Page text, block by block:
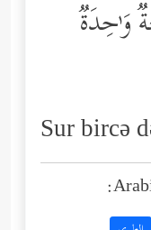
وَ ٰ⁠حِدَةࣱ
Sur bircə